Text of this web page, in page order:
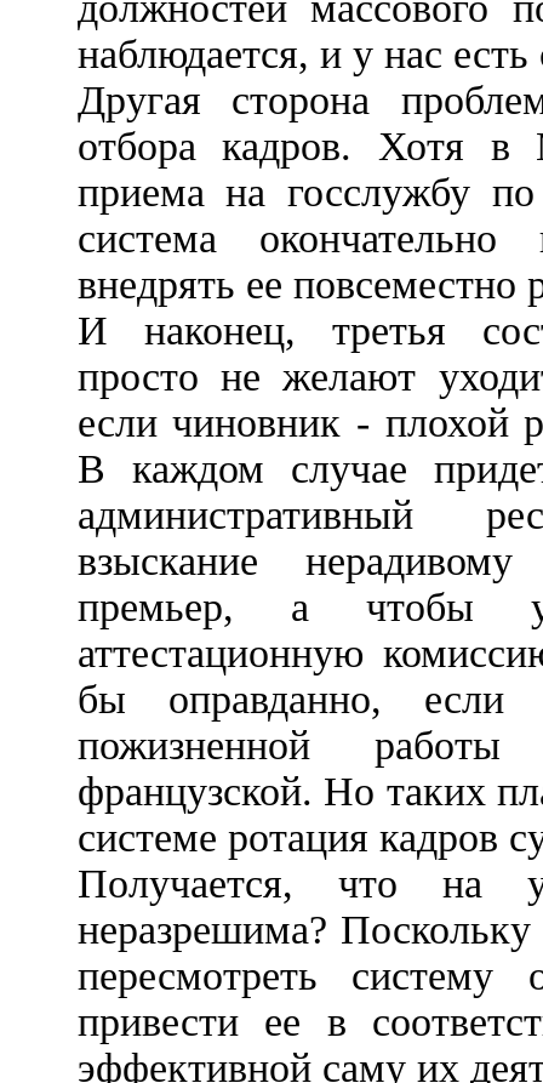
наблюдается, и у нас
Другая сторона
отбора кадров. Хотя
приема на госслужбу
система
внедрять ее повсеместно
И наконец, третья
просто не желают
если чиновник - плохой
В каждом случае
административный
взыскание
премьер, а чтобы
аттестационную
бы оправданно, если
пожизненной
французской. Но таких
системе ротация кадров
Получается, что на
неразрешима?
пересмотреть
привести ее в
эффективной саму их